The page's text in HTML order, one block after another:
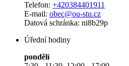
Telefon: +420384401911
E-mail: obec@ou-stu.cz
Datová schránka: ni8b29p
Úřední hodiny
pondělí